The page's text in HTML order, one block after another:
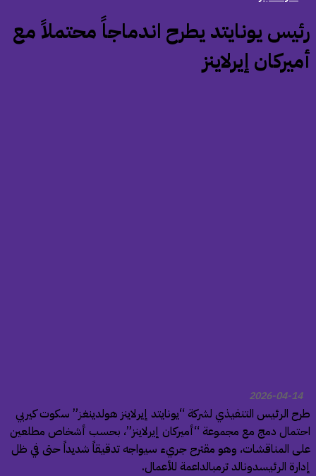
يونايتد يطرح اندماجاً محتملاً مع
إيرلاينز
2026-04-14
الرئيس التنفيذي لشركة “يونايتد إيرلاينز هولدينغز” سكوت كيربي
دمج مع مجموعة “أميركان إيرلاينز”، بحسب أشخاص مطلعين
المناقشات، وهو مقترح جريء سيواجه تدقيقاً شديداً حتى في ظل
الرئيسدونالد ترمبالداعمة للأعمال.